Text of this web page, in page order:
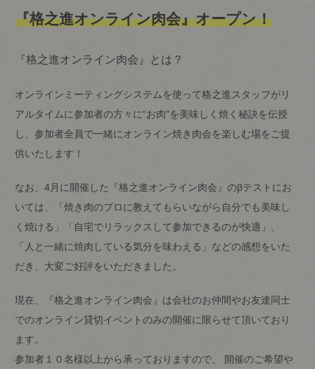
『格之進オンライン肉会』オープン！
『格之進オンライン肉会』とは？
オンラインミーティングシステムを使って格之進スタッフがリ
アルタイムに参加者の方々に“お肉”を美味しく焼く秘訣を伝授
し、参加者全員で一緒にオンライン焼き肉会を楽しむ場をご提
供いたします！
なお、4月に開催した『格之進オンライン肉会』のβテストにお
いては、「焼き肉のプロに教えてもらいながら自分でも美味し
く焼ける」「自宅でリラックスして参加できるのが快適」、
「人と一緒に焼肉している気分を味わえる」などの感想をいた
だき、大変ご好評をいただきました。
現在、『格之進オンライン肉会』は会社のお仲間やお友達同士
でのオンライン貸切イベントのみの開催に限らせて頂いており
ます。
参加者１０名様以上から承っておりますので、 開催のご希望や